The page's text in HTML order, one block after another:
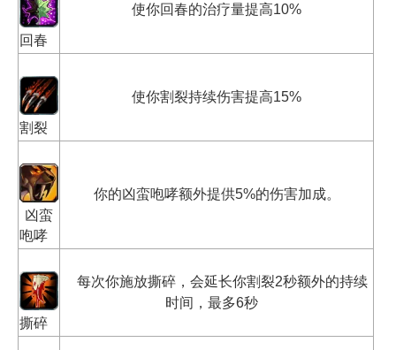
回春
使你回春的治疗量提高10%
割裂
使你割裂持续伤害提高15%
凶蛮
咆哮
你的凶蛮咆哮额外提供5%的伤害加成。
撕碎
每次你施放撕碎，会延长你割裂2秒额外的持续
时间，最多6秒